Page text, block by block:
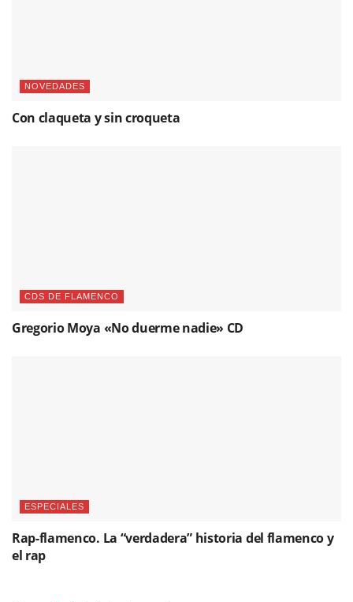
NOVEDADES
Con claqueta y sin croqueta
CDS DE FLAMENCO
Gregorio Moya «No duerme nadie» CD
ESPECIALES
Rap-flamenco. La “verdadera” historia del flamenco y
el rap